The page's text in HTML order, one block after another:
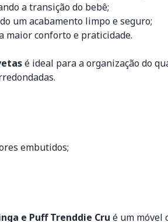
a transição do bebê;
um acabamento limpo e seguro;
maior conforto e praticidade.
é ideal para a organização do
embutidos;
e Puff Trenddie Cru é um móvel